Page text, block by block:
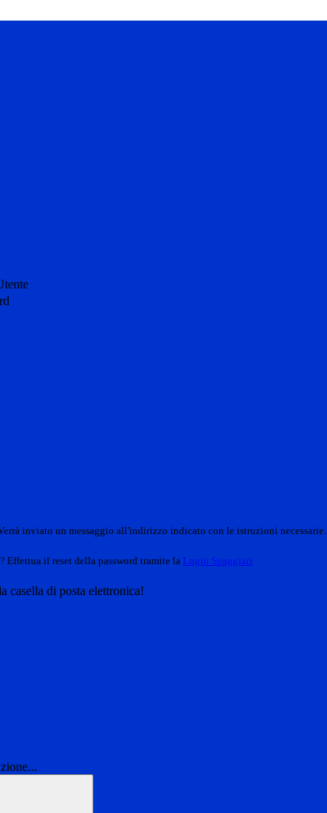
inviato un messaggio all'indirizzo indicato con le istruzioni necessarie.
Effettua il reset della password tramite la Login Spaggiari
casella di posta elettronica!